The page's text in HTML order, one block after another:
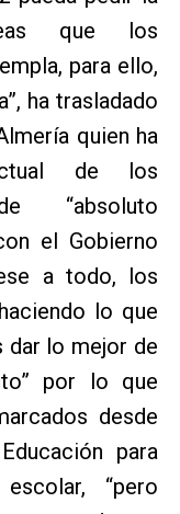
que los
para ello,
ha trasladado
quien ha
de los
“absoluto
el Gobierno
a todo, los
lo que
dar lo mejor de
por lo que
desde
para
“pero